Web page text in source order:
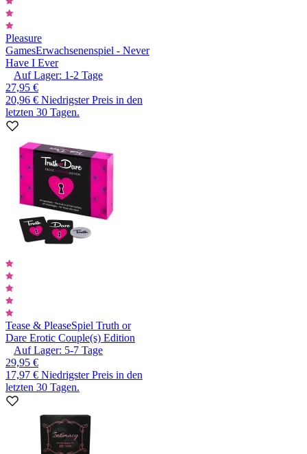
Pleasure
GamesErwachsenenspiel - Never
Have I Ever
Auf Lager: 1-2 Tage
27,95 €
20,96 € Niedrigster Preis in den
letzten 30 Tagen.
Tease & PleaseSpiel Truth or
Dare Erotic Couple(s) Edition
Auf Lager: 5-7 Tage
29,95 €
17,97 € Niedrigster Preis in den
letzten 30 Tagen.